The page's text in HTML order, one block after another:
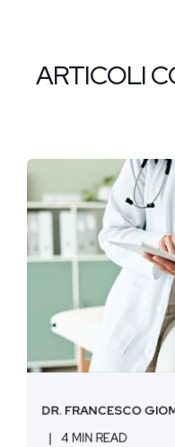
ARTICOLI
DR. FRANCESCO
4 MIN READ